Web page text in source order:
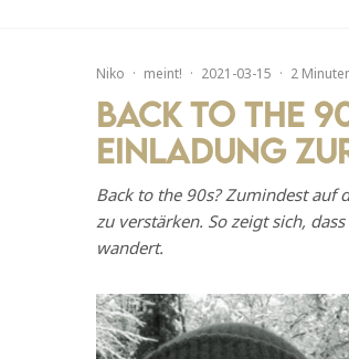
Niko · meint! · 2021-03-15 · 2
Back to the
Einladung
Back to the 90s? Zumindest auf
zu verstärken. So zeigt sich,
wandert.